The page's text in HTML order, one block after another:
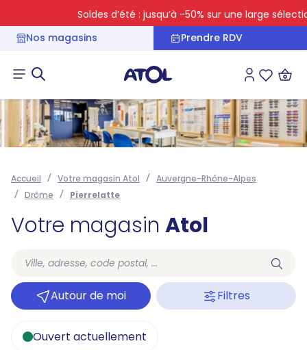
Soldes d’été : jusqu’à -50% sur une large sélection
Nos magasins
Prendre RDV
Connexion
Accueil Votre magasin Atol
Auvergne-Rhône-Alpes
Drôme
Pierrelatte
Votre magasin Atol
Autour de moi Filtres
Ouvert actuellement